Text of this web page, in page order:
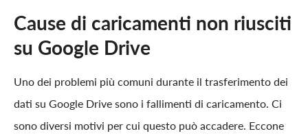
Cause di caricamenti non riusciti
su Google Drive
Uno dei problemi più comuni durante il trasferimento dei
dati su Google Drive sono i fallimenti di caricamento. Ci
sono diversi motivi per cui questo può accadere. Eccone